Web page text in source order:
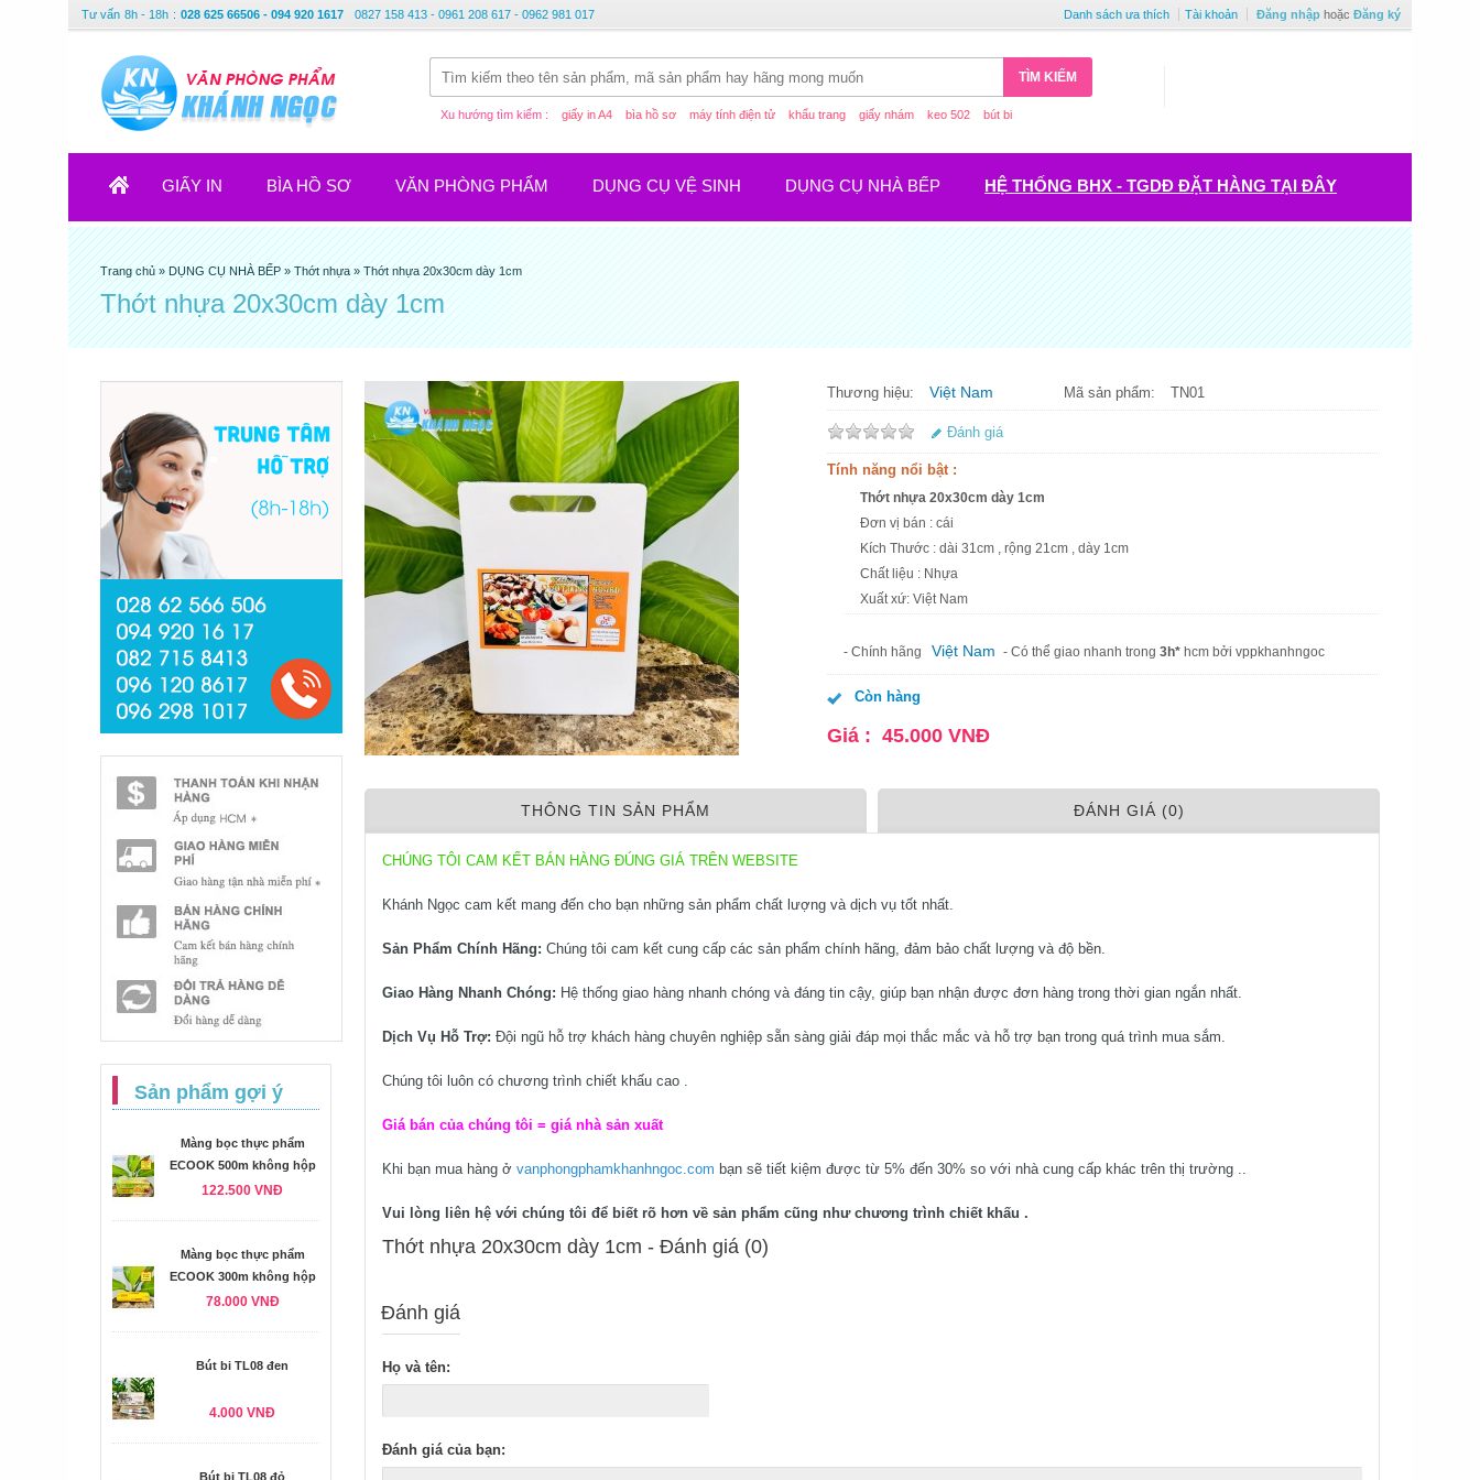
Tư vấn 8h - 18h : 028 625 66506 - 094 920 1617 0827 158 413 - 0961 208 617 - 0962 981 017 Danh sách ưa thích Tài khoản Đăng nhập hoặc Đăng ký
TÌM KIẾM
Xu hướng tìm kiếm : giấy in A4 bìa hồ sơ máy tính điện tử khẩu trang giấy nhám keo 502 bút bi
GIẤY IN BÌA HỒ SƠ VĂN PHÒNG PHẨM DỤNG CỤ VỆ SINH DỤNG CỤ NHÀ BẾP HỆ THỐNG BHX - TGDĐ ĐẶT HÀNG TẠI ĐÂY
Trang chủ»DỤNG CỤ NHÀ BẾP »Thớt nhựa»Thớt nhựa 20x30cm dày 1cm
Thớt nhựa 20x30cm dày 1cm
Sản phẩm gợi ý
Màng bọc thực phẩm
ECOOK 500m không hộp
122.500 VNĐ
Màng bọc thực phẩm
ECOOK 300m không hộp
78.000 VNĐ
Bút bi TL08 đen
4.000 VNĐ
Bút bi TL08 đỏ
Thương hiệu: Việt Nam Mã sản phẩm: TN01
Đánh giá
Tính năng nổi bật :
Thớt nhựa 20x30cm dày 1cm
Đơn vị bán : cái
Kích Thước : dài 31cm , rộng 21cm , dày 1cm
Chất liệu : Nhựa
Xuất xứ: Việt Nam
- Chính hãng Việt Nam - Có thể giao nhanh trong 3h* hcm bởi vppkhanhngoc
Còn hàng
Giá : 45.000 VNĐ
THÔNG TIN SẢN PHẨM ÐÁNH GIÁ (0)
CHÚNG TÔI CAM KẾT BÁN HÀNG ĐÚNG GIÁ TRÊN WEBSITE
Khánh Ngọc cam kết mang đến cho bạn những sản phẩm chất lượng và dịch vụ tốt nhất.
Sản Phẩm Chính Hãng: Chúng tôi cam kết cung cấp các sản phẩm chính hãng, đảm bảo chất lượng và độ bền.
Giao Hàng Nhanh Chóng: Hệ thống giao hàng nhanh chóng và đáng tin cậy, giúp bạn nhận được đơn hàng trong thời gian ngắn nhất.
Dịch Vụ Hỗ Trợ: Đội ngũ hỗ trợ khách hàng chuyên nghiệp sẵn sàng giải đáp mọi thắc mắc và hỗ trợ bạn trong quá trình mua sắm.
Chúng tôi luôn có chương trình chiết khấu cao .
Giá bán của chúng tôi = giá nhà sản xuất
Khi bạn mua hàng ở vanphongphamkhanhngoc.com bạn sẽ tiết kiệm được từ 5% đến 30% so với nhà cung cấp khác trên thị trường ..
Vui lòng liên hệ với chúng tôi để biết rõ hơn về sản phẩm cũng như chương trình chiết khấu .
Thớt nhựa 20x30cm dày 1cm - Ðánh giá (0)
Đánh giá
Họ và tên:
Đánh giá của bạn: